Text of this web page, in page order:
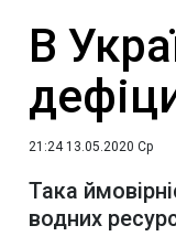
В
21:24 13.05.2020 Ср
Така
водних